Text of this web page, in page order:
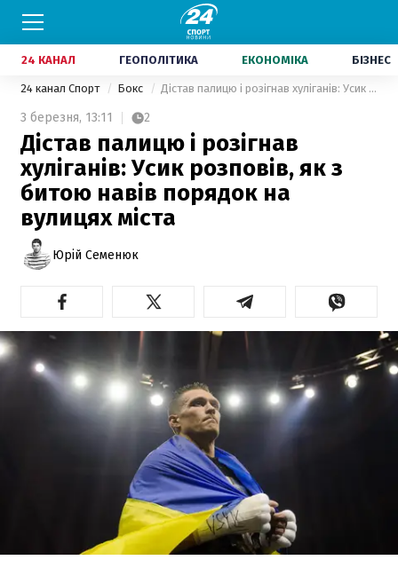
24 КАНАЛ ГЕОПОЛІТИКА ЕКОНОМІКА БІЗНЕС
24 канал Спорт Бокс Дістав палицю і розігнав хуліганів: Усик розповів, як з битою навів порядок на вулицях міста
3 березня, 13:11 2
Дістав палицю і розігнав
хуліганів: Усик розповів, як з
битою навів порядок на
вулицях міста
Юрій Семенюк